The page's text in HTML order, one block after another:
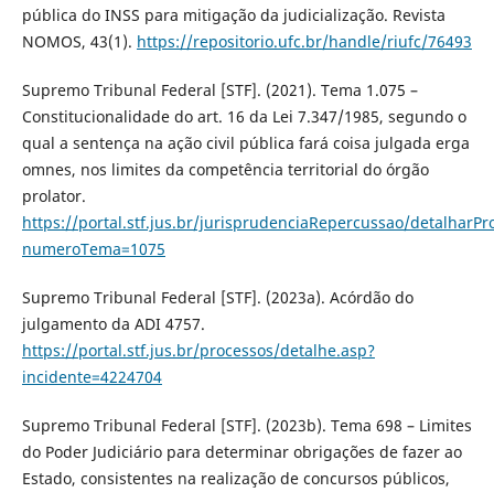
pública do INSS para mitigação da judicialização. Revista
NOMOS, 43(1). https://repositorio.ufc.br/handle/riufc/76493
Supremo Tribunal Federal [STF]. (2021). Tema 1.075 –
Constitucionalidade do art. 16 da Lei 7.347/1985, segundo o
qual a sentença na ação civil pública fará coisa julgada erga
omnes, nos limites da competência territorial do órgão
prolator.
https://portal.stf.jus.br/jurisprudenciaRepercussao/
numeroTema=1075
Supremo Tribunal Federal [STF]. (2023a). Acórdão do
julgamento da ADI 4757.
https://portal.stf.jus.br/processos/detalhe.asp?
incidente=4224704
Supremo Tribunal Federal [STF]. (2023b). Tema 698 – Limites
do Poder Judiciário para determinar obrigações de fazer ao
Estado, consistentes na realização de concursos públicos,